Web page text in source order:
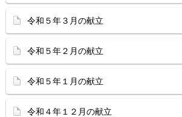
令和５年３月の献立
令和５年２月の献立
令和５年１月の献立
令和４年１２月の献立